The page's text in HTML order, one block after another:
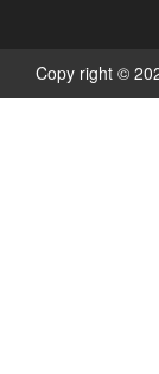
Copy right ©